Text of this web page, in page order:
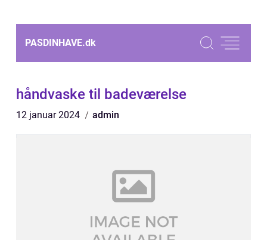
PASDINHAVE.dk
håndvaske til badeværelse
12 januar 2024 admin